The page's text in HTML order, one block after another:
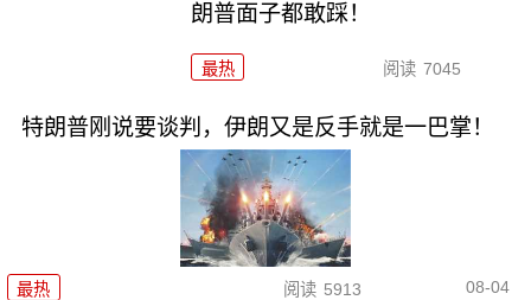
朗普面子都敢踩！
最热 阅读 7045
特朗普刚说要谈判，伊朗又是反手就是一巴掌！
最热 阅读 5913 08-04